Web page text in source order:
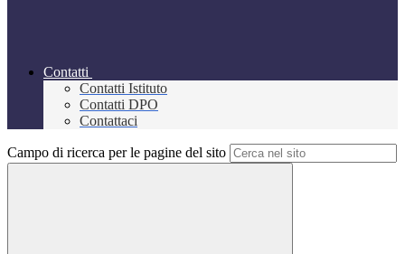
Contatti
Contatti Istituto
Contatti DPO
Contattaci
Campo di ricerca per le pagine del sito